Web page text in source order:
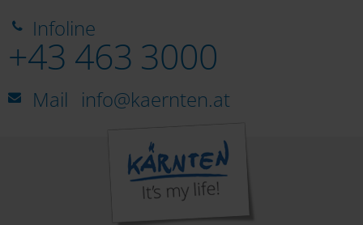
Infoline
+43 463 3000
Mail info@kaernten.at